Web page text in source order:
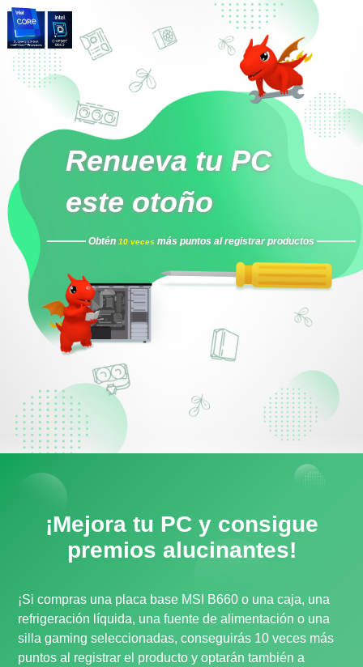
Renueva tu PC
este otoño
Obtén 10 vecesmás puntos al registrar productos
¡Mejora tu PC y consigue
premios alucinantes!
¡Si compras una placa base MSI B660 o una caja, una
refrigeración líquida, una fuente de alimentación o una
silla gaming seleccionadas, conseguirás 10 veces más
puntos al registrar el producto y optarán también a